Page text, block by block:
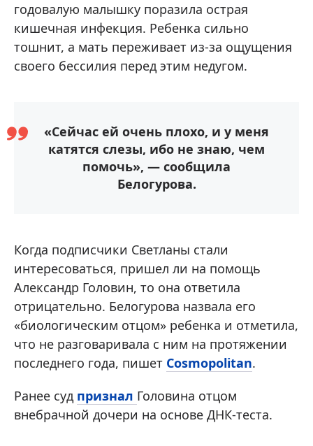
годовалую малышку поразила острая
кишечная инфекция. Ребенка сильно
тошнит, а мать переживает из-за ощущения
своего бессилия перед этим недугом.
«Сейчас ей очень плохо, и у меня
катятся слезы, ибо не знаю, чем
помочь», — сообщила
Белогурова.
Когда подписчики Светланы стали
интересоваться, пришел ли на помощь
Александр Головин, то она ответила
отрицательно. Белогурова назвала его
«биологическим отцом» ребенка и отметила,
что не разговаривала с ним на протяжении
последнего года, пишет Сosmopolitan.
Ранее суд признал Головина отцом
внебрачной дочери на основе ДНК-теста.